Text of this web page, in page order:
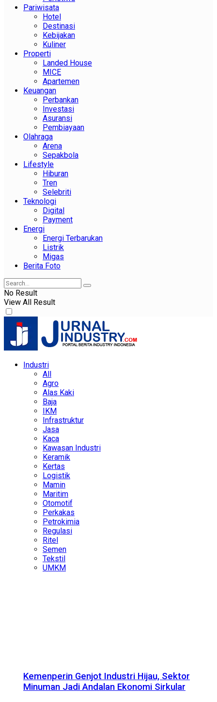
Pariwisata
Hotel
Destinasi
Kebijakan
Kuliner
Properti
Landed House
MICE
Apartemen
Keuangan
Perbankan
Investasi
Asuransi
Pembiayaan
Olahraga
Arena
Sepakbola
Lifestyle
Hiburan
Tren
Selebriti
Teknologi
Digital
Payment
Energi
Energi Terbarukan
Listrik
Migas
Berita Foto
No Result
View All Result
Industri
All
Agro
Alas Kaki
Baja
IKM
Infrastruktur
Jasa
Kaca
Kawasan Industri
Keramik
Kertas
Logistik
Mamin
Maritim
Otomotif
Perkakas
Petrokimia
Regulasi
Ritel
Semen
Tekstil
UMKM
Kemenperin Genjot Industri Hijau, Sektor
Minuman Jadi Andalan Ekonomi Sirkular